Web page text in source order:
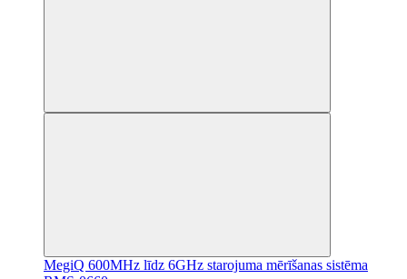
MegiQ 600MHz līdz 6GHz starojuma mērīšanas sistēma